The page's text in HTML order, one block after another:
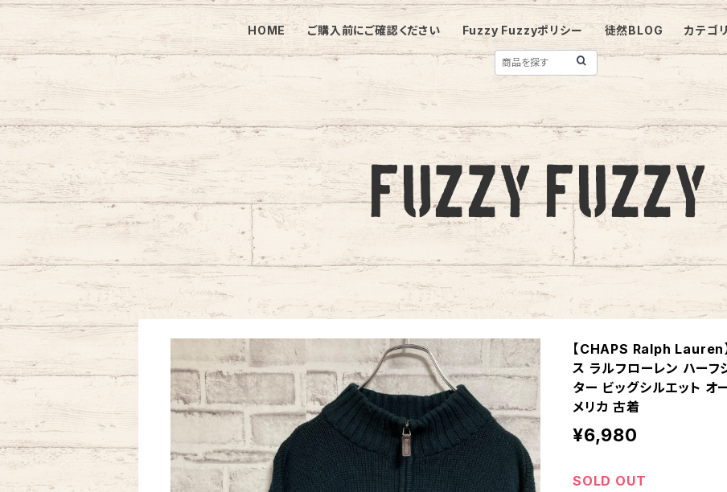
HOME ご購入前にご確認ください Fuzzy Fuzzyポリシー 徒然BLOG カテゴ
【CHAPS Ralph
ス ラルフローレン ハーフ
ター ビッグシルエット
メリカ 古着
¥6,980
SOLD OUT